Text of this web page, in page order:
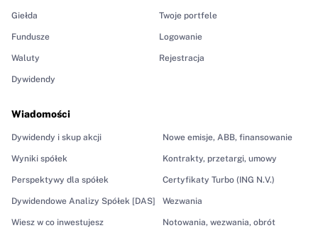
Giełda
Fundusze
Waluty
Dywidendy
Wiadomości
Dywidendy i skup akcji
Wyniki spółek
Perspektywy dla spółek
Dywidendowe Analizy Spółek [DAS]
Wiesz w co inwestujesz
Nowe emisje, ABB, finansowanie
Kontrakty, przetargi, umowy
Certyfikaty Turbo (ING N.V.)
Wezwania
Notowania, wezwania, obrót
Twoje portfele
Logowanie
Rejestracja